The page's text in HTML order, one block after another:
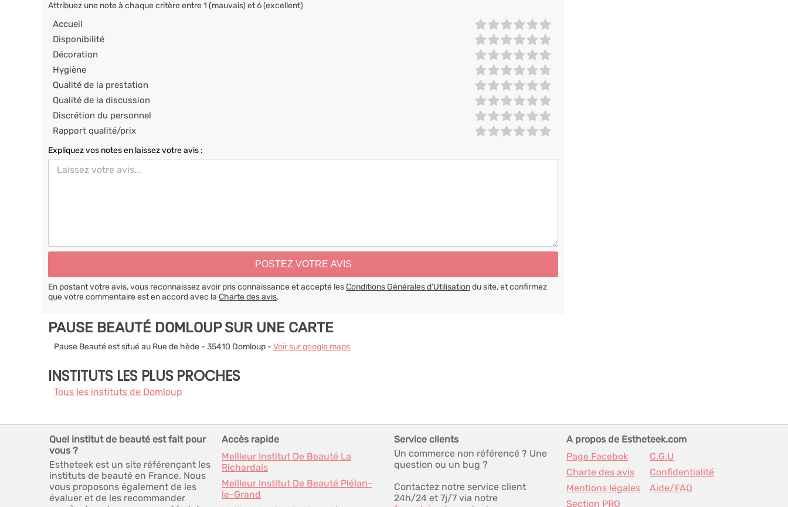
Attribuez une note à chaque critère entre 1 (mauvais) et 6 (excellent)
Accueil
Disponibilité
Décoration
Hygiène
Qualité de la prestation
Qualité de la discussion
Discrétion du personnel
Rapport qualité/prix
Expliquez vos notes en laissez votre avis :
En postant votre avis, vous reconnaissez avoir pris connaissance et accepté lesConditions Générales d’Utilisationdu site, et confirmez
que votre commentaire est en accord avec la Charte des avis.
PAUSE BEAUTÉ DOMLOUP SUR UNE CARTE
Pause Beauté est situé au Rue de hède - 35410 Domloup - Voir sur google maps
INSTITUTS LES PLUS PROCHES
Tous les instituts de Domloup
Quel institut de beauté est fait pour
vous ?
Estheteek est un site référençant les
instituts de beauté en France. Nous
vous proposons également de les
évaluer et de les recommander
Accès rapide
Meilleur Institut De Beauté La
Richardais
Meilleur Institut De Beauté Plélan-
le-Grand
Service clients
Un commerce non référencé ? Une
question ou un bug ?
Contactez notre service client
24h/24 et 7j/7 via notre
A propos de Estheteek.com
Page Facebok
C.G.U
Charte des avis
Confidentialité
Mentions légales
Aide/FAQ
Section PRO